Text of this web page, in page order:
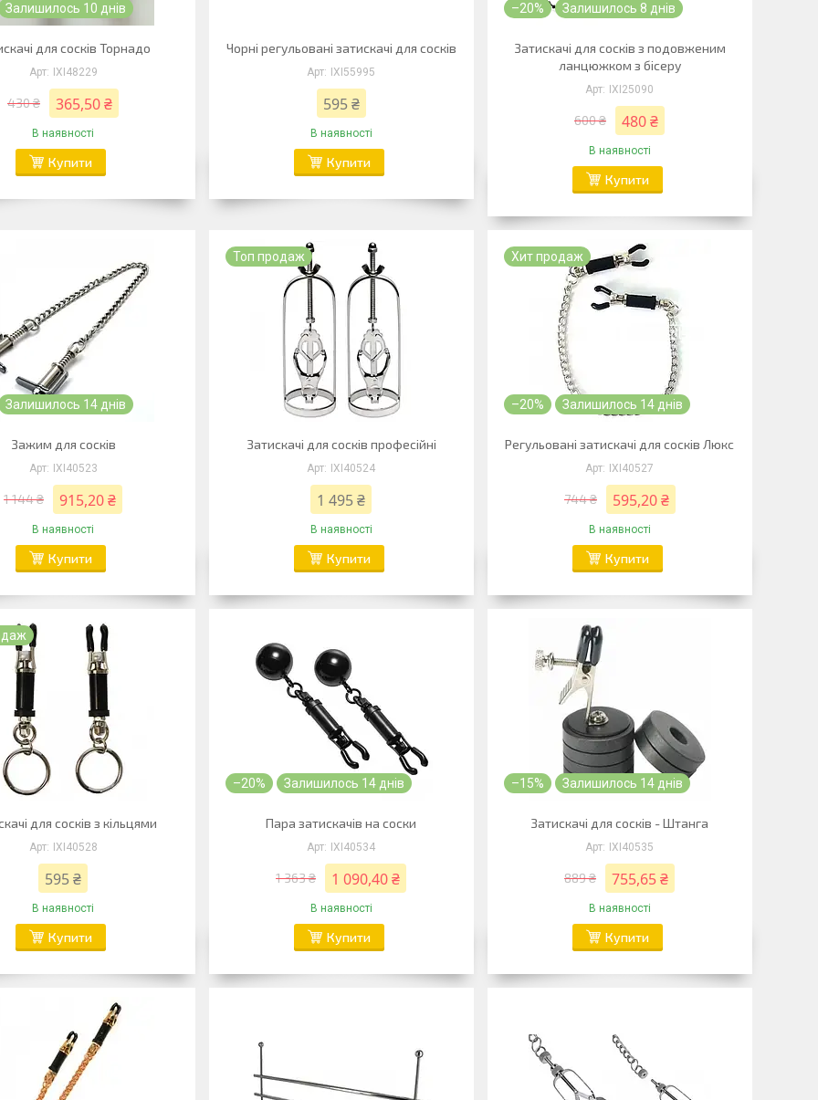
Залишилось 10 днів
для сосків Торнадо
IXI48229
430 ₴ 365,50 ₴
В наявності
Купити
Чорні регульовані затискачі для сосків
IXI55995
595 ₴
В наявності
Купити
–20% Залишилось 8 днів
Затискачі для сосків з подовженим
ланцюжком з бісеру
IXI25090
600 ₴ 480 ₴
В наявності
Купити
Залишилось 14 днів
Зажим для сосків
IXI40523
1 144 ₴ 915,20 ₴
В наявності
Купити
Топ продаж
Затискачі для сосків професійні
IXI40524
1 495 ₴
В наявності
Купити
Хит продаж
–20% Залишилось 14 днів
Регульовані затискачі для сосків Люкс
IXI40527
744 ₴ 595,20 ₴
В наявності
Купити
для сосків з кільцями
IXI40528
595 ₴
В наявності
Купити
–20% Залишилось 14 днів
Пара затискачів на соски
IXI40534
1 363 ₴ 1 090,40 ₴
В наявності
Купити
–15% Залишилось 14 днів
Затискачі для сосків - Штанга
IXI40535
889 ₴ 755,65 ₴
В наявності
Купити